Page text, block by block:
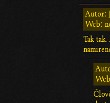
Autor:
Web:
Tak